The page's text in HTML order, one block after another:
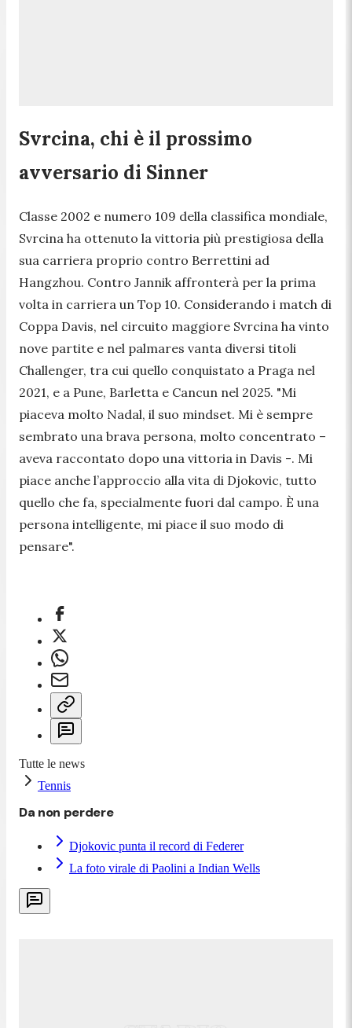
Svrcina, chi è il prossimo
avversario di Sinner
Classe 2002 e numero 109 della classifica mondiale,
Svrcina ha ottenuto la vittoria più prestigiosa della
sua carriera proprio contro Berrettini ad
Hangzhou. Contro Jannik affronterà per la prima
volta in carriera un Top 10. Considerando i match di
Coppa Davis, nel circuito maggiore Svrcina ha vinto
nove partite e nel palmares vanta diversi titoli
Challenger, tra cui quello conquistato a Praga nel
2021, e a Pune, Barletta e Cancun nel 2025. "Mi
piaceva molto Nadal, il suo mindset. Mi è sempre
sembrato una brava persona, molto concentrato –
aveva raccontato dopo una vittoria in Davis -. Mi
piace anche l’approccio alla vita di Djokovic, tutto
quello che fa, specialmente fuori dal campo. È una
persona intelligente, mi piace il suo modo di
pensare".
Tutte le news
Tennis
Da non perdere
Djokovic punta il record di Federer
La foto virale di Paolini a Indian Wells